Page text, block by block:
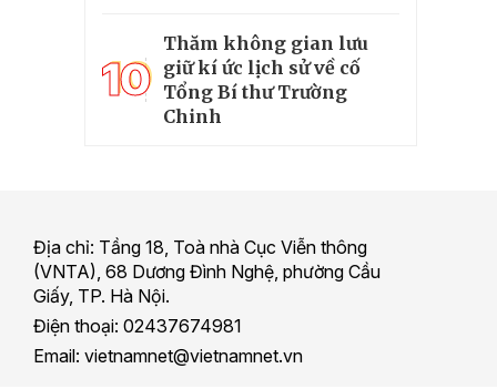
10
Thăm không gian lưu
giữ kí ức lịch sử về cố
Tổng Bí thư Trường
Chinh
Địa chỉ: Tầng 18, Toà nhà Cục Viễn thông
(VNTA), 68 Dương Đình Nghệ, phường Cầu
Giấy, TP. Hà Nội.
Điện thoại: 02437674981
Email: vietnamnet@vietnamnet.vn